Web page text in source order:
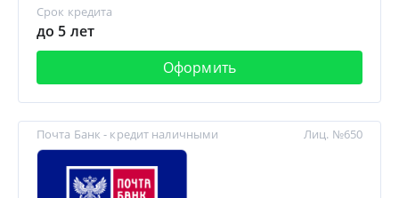
Срок кредита
до 5 лет
Оформить
Почта Банк - кредит наличными Лиц. №650